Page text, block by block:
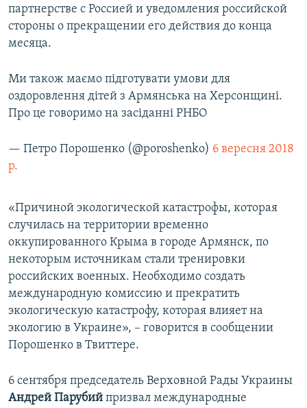
партнерстве с Россией и уведомления российской
стороны о прекращении его действия до конца
месяца.
Ми також маємо підготувати умови для
оздоровлення дітей з Армянська на Херсонщині.
Про це говоримо на засіданні РНБО
— Петро Порошенко (@poroshenko) 6 вересня 2018
р.
«Причиной экологической катастрофы, которая
случилась на территории временно
оккупированного Крыма в городе Армянск, по
некоторым источникам стали тренировки
российских военных. Необходимо создать
международную комиссию и прекратить
экологическую катастрофу, которая влияет на
экологию в Украине», – говорится в сообщении
Порошенко в Твиттере.
6 сентября председатель Верховной Рады Украины
Андрей Парубий призвал международные